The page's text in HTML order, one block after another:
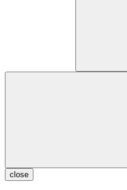
close